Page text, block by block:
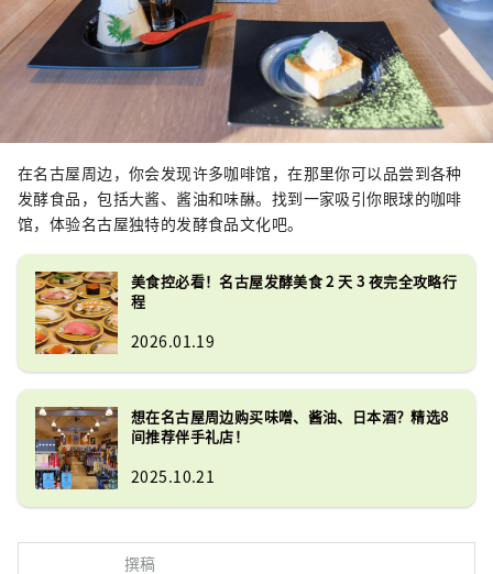
在名古屋周边，你会发现许多咖啡馆，在那里你可以品尝到各种
发酵食品，包括大酱、酱油和味醂。找到一家吸引你眼球的咖啡
馆，体验名古屋独特的发酵食品文化吧。
美食控必看！名古屋发酵美食 2 天 3 夜完全攻略行
程
2026.01.19
想在名古屋周边购买味噌、酱油、日本酒？精选8
间推荐伴手礼店！
2025.10.21
撰稿